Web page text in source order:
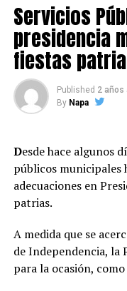
Servicios
presidencia
fiestas
Published 2 años
By Napa
Desde hace algunos
públicos municipales
adecuaciones en
patrias.
A medida que se
de Independencia, la
para la ocasión, como